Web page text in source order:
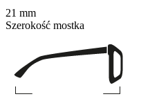
21 mm
Szerokość mostka